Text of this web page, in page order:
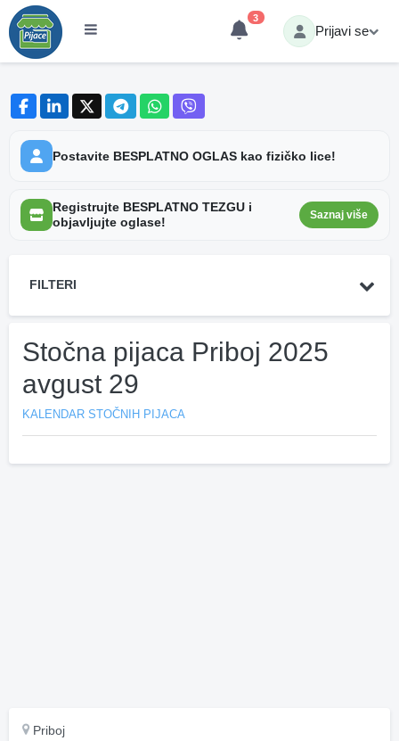
3
Prijavi se
Postavite BESPLATNO OGLAS kao fizičko lice!
Registrujte BESPLATNO TEZGU i
objavljujte oglase!
Saznaj više
FILTERI
Stočna pijaca Priboj 2025
avgust 29
KALENDAR STOČNIH PIJACA
Priboj